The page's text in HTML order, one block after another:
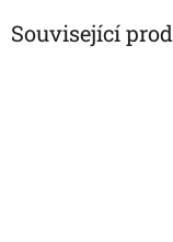
Související